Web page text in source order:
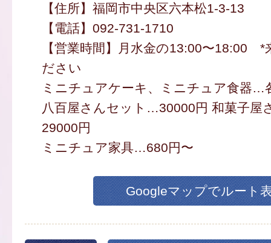
【住所】福岡市中央区六本松1-3-13
【電話】092-731-1710
【営業時間】月水金の13:00〜18:00 *
ださい
ミニチュアケーキ、ミニチュア食器…
八百屋さんセット…30000円 和菓子屋
29000円
ミニチュア家具…680円〜
Googleマップでルート